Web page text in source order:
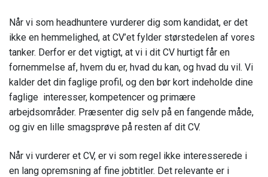
Når vi som headhuntere vurderer dig som kandidat, er det
ikke en hemmelighed, at CV’et fylder størstedelen af vores
tanker. Derfor er det vigtigt, at vi i dit CV hurtigt får en
fornemmelse af, hvem du er, hvad du kan, og hvad du vil. Vi
kalder det din faglige profil, og den bør kort indeholde dine
faglige interesser, kompetencer og primære
arbejdsområder. Præsenter dig selv på en fangende måde,
og giv en lille smagsprøve på resten af dit CV.
Når vi vurderer et CV, er vi som regel ikke interesserede i
en lang opremsning af fine jobtitler. Det relevante er i